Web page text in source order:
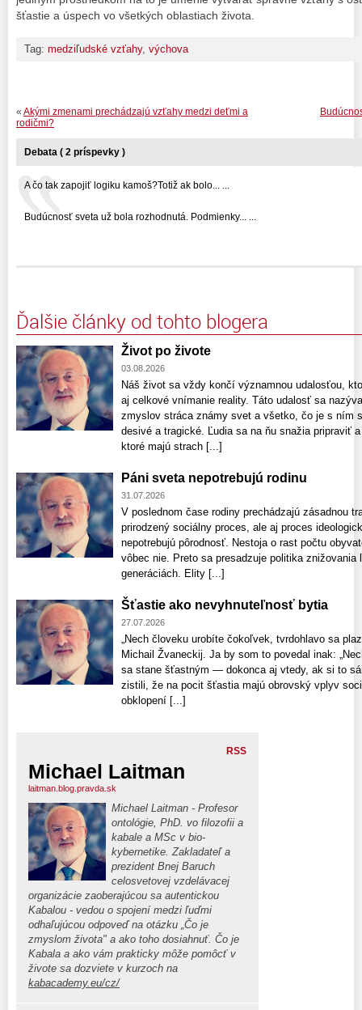
šťastie a úspech vo všetkých oblastiach života.
Tag: medziľudské vzťahy, výchova
« Akými zmenami prechádzajú vzťahy medzi deťmi a
rodičmi?
Debata ( 2 príspevky )
A čo tak zapojiť logiku kamoš?Totiž ak bolo... ...
Budúcnosť sveta už bola rozhodnutá. Podmienky... ...
Ďalšie články od tohto blogera
Život po živote
03.08.2026
Náš život sa vždy končí významnou udalosťou,
aj celkové vnímanie reality. Táto udalosť sa
zmyslov stráca známy svet a všetko, čo je s ním
desivé a tragické. Ľudia sa na ňu snažia pripraviť
ktoré majú strach [...]
Páni sveta nepotrebujú rodinu
31.07.2026
V poslednom čase rodiny prechádzajú zásadnou
prirodzený sociálny proces, ale aj proces
nepotrebujú pôrodnosť. Nestoja o rast počtu
vôbec nie. Preto sa presadzuje politika
generáciách. Elity [...]
Šťastie ako nevyhnuteľnosť bytia
27.07.2026
„Nech človeku urobíte čokoľvek, tvrdohlavo sa
Michail Žvaneckij. Ja by som to povedal inak:
sa stane šťastným — dokonca aj vtedy, ak si to
zistili, že na pocit šťastia majú obrovský vplyv
obklopení [...]
RSS
Michael Laitman
laitman.blog.pravda.sk
Michael Laitman - Profesor
ontológie, PhD. vo filozofii a
kabale a MSc v bio-
kybernetike. Zakladateľ a
prezident Bnej Baruch
celosvetovej vzdelávacej
organizácie zaoberajúcou sa autentickou
Kabalou - vedou o spojení medzi ľuďmi
odhaľujúcou odpoveď na otázku „Čo je
zmyslom života" a ako toho dosiahnuť. Čo je
Kabala a ako vám prakticky môže pomôcť v
živote sa dozviete v kurzoch na
kabacademy.eu/cz/